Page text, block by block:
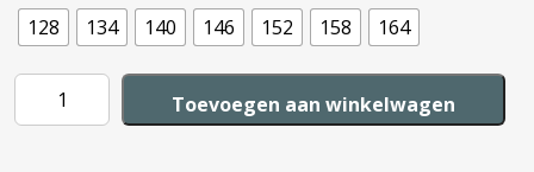
128
134 140 146 152 158 164
KidsOnly
GABI
Toevoegen aan winkelwagen